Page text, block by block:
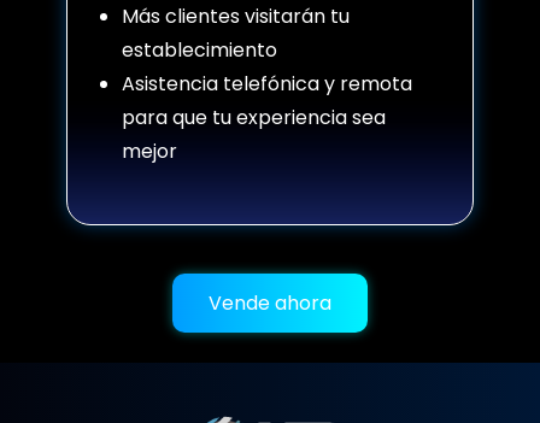
Más clientes visitarán tu
establecimiento
Asistencia telefónica y remota
para que tu experiencia sea
mejor
Vende ahora